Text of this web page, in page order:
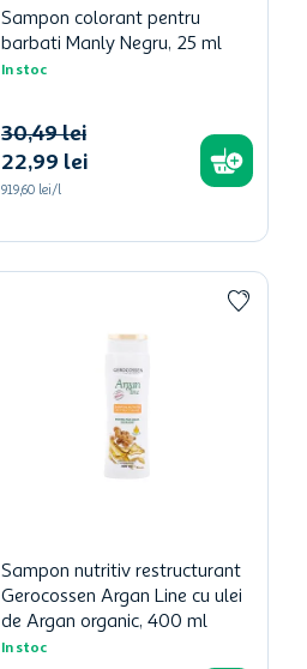
Sampon colorant pentru
barbati Manly Negru, 25 ml
In stoc
22,99 lei
30,49 lei
919,60 lei/l
Sampon nutritiv restructurant
Gerocossen Argan Line cu ulei
de Argan organic, 400 ml
In stoc